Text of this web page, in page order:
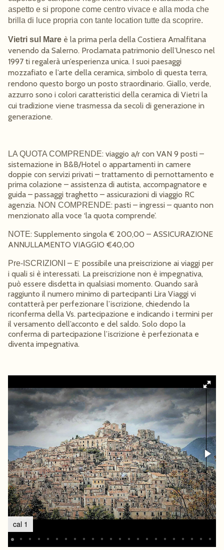
aspetto e si propone come centro vivace e alla moda che
brilla di luce propria con tante location tutte da scoprire.
Vietri sul Mare è la prima perla della Costiera Amalfitana
venendo da Salerno. Proclamata patrimonio dell’Unesco nel
1997 ti regalerà un’esperienza unica. I suoi paesaggi
mozzafiato e l’arte della ceramica, simbolo di questa terra,
rendono questo borgo un posto straordinario. Giallo, verde,
azzurro sono i colori caratteristici della ceramica di Vietri la
cui tradizione viene trasmessa da secoli di generazione in
generazione.
LA QUOTA COMPRENDE: viaggio a/r con VAN 9 posti –
sistemazione in B&B/Hotel o appartamenti in camere
doppie con servizi privati – trattamento di pernottamento e
prima colazione – assistenza di autista, accompagnatore e
guida – passaggi traghetto – assicurazioni di viaggio RC
agenzia. NON COMPRENDE: pasti – ingressi – quanto non
menzionato alla voce ‘la quota comprende’.
NOTE: Supplemento singola € 200,00 – ASSICURAZIONE
ANNULLAMENTO VIAGGIO €40,00
Pre-ISCRIZIONI
– E’ possibile una preiscrizione ai viaggi per
i quali si è interessati. La preiscrizione non è impegnativa,
può essere disdetta in qualsiasi momento. Quando sarà
raggiunto il numero minimo di partecipanti Lira Viaggi vi
contatterà per perfezionare l’iscrizione, chiedendo la
riconferma della Vs. partecipazione e indicando i termini per
il versamento dell’acconto e del saldo. Solo dopo la
conferma di partecipazione l’iscrizione è perfezionata e
diventa impegnativa.
cal 1